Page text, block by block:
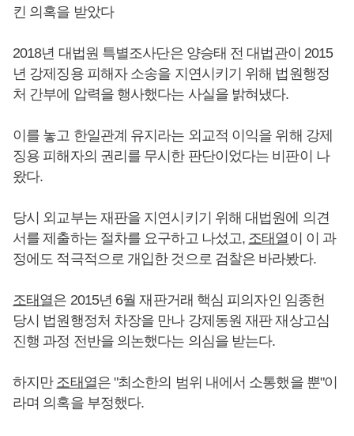
킨 의혹을 받았다
2018년 대법원 특별조사단은 양승태 전 대법관이 2015
년 강제징용 피해자 소송을 지연시키기 위해 법원행정
처 간부에 압력을 행사했다는 사실을 밝혀냈다.
이를 놓고 한일관계 유지라는 외교적 이익을 위해 강제
징용 피해자의 권리를 무시한 판단이었다는 비판이 나
왔다.
당시 외교부는 재판을 지연시키기 위해 대법원에 의견
서를 제출하는 절차를 요구하고 나섰고, 조태열 이 이 과
정에도 적극적으로 개입한 것으로 검찰은 바라봤다.
조태열은 2015년 6월 재판거래 핵심 피의자인 임종헌
당시 법원행정처 차장을 만나 강제동원 재판 재상고심
진행 과정 전반을 의논했다는 의심을 받는다.
하지만 조태열은 "최소한의 범위 내에서 소통했을 뿐"이
라며 의혹을 부정했다.